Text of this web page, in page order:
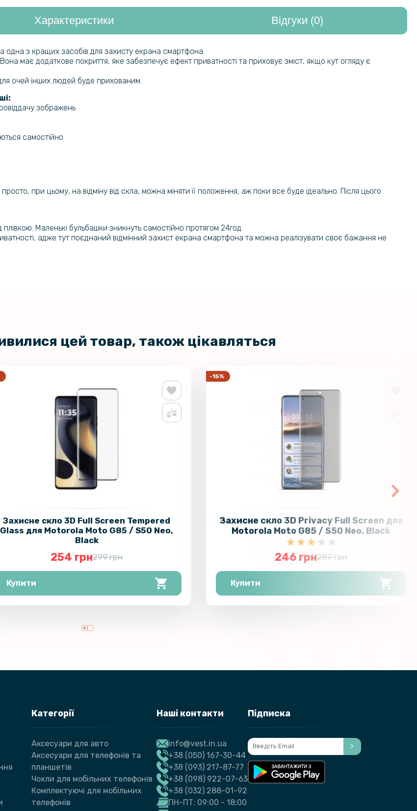
Чохол-накладка TPU Color Matte Ring для
Motorola Edge 40 Pro​
299 грн
Характеристики Відгуки (0)
одна з кращих засобів для захисту екрана смартфона.
Вона має додаткове покриття, яке забезпечує ефект приватності та приховує зміст, якщо кут огляду є
очей інших людей буде прихованим.
зображень
самостійно
при цьому, на відміну від скла, можна міняти її положення, аж поки все буде ідеально. Після цього
плівкою. Маленькі бульбашки зникнуть самостійно протягом 24год.
адже тут поєднаний відмінний захист екрана смартфона та можна реалізувати своє бажання не
цей товар, також цікавляться
Захисне скло 3D Full Screen Tempered
Glass для Motorola Moto G85 / S50 Neo,
Black
254 грн299 грн
Купити
-15%
Захисне скло 3D Privacy Full Screen для
Motorola Moto G85 / S50 Neo, Black
246 грн289 грн
Купити
Категорії
Аксесуари для авто
Аксесуари для телефонів та
планшетів
Чохли для мобільних телефонів
Комплектуючі для мобільних
телефонів
Наші контакти
info@vest.in.ua
+38 (050) 167-30-44
+38 (093) 217-87-77
+38 (098) 922-07-63
+38 (032) 288-01-92
ПН-ПТ: 09:00 - 18:00
Підписка